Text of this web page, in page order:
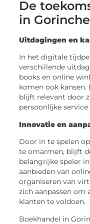
De
in
Uitdagingen en
In het digitale
verschillende
books en online
komen ook
blijft relevant door
persoonlijke
Innovatie en
Door in te spelen
te omarmen, blijft
belangrijke speler
aanbieden van
organiseren van
zich aanpassen om
klanten te voldoen.
Boekhandel in